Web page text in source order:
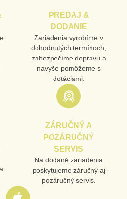
PREDAJ &
DODANIE
Zariadenia vyrobíme v
dohodnutých termínoch,
zabezpečíme dopravu a
navyše pomôžeme s
dotáciami.
ZÁRUČNÝ A
POZÁRUČNÝ
SERVIS
Na dodané zariadenia
poskytujeme záručný aj
pozáručný servis.